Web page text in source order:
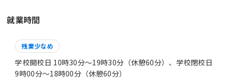
就業時間
残業少なめ
学校開校日 10時30分〜19時30分（休憩60分）、学校閉校日
9時00分〜18時00分（休憩60分）